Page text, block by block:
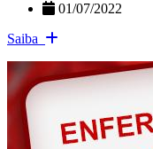
01/07/2022
Saiba